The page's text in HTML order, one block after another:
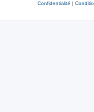
Confidentialité |